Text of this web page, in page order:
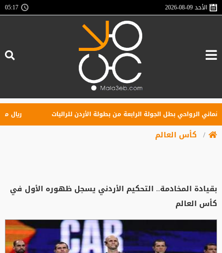
الأحد2026-08-09
05:17
الرواحي بطل الجولة الرابعة من بطولة الأردن للراليات ريال
كأس العالم
بقيادة المخادمة.. التحكيم الأردني يسجل ظهوره الأول في
كأس العالم